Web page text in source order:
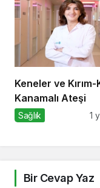
Keneler ve
Kanamalı Ateşi
Sağlık 1
Bir Cevap Yaz